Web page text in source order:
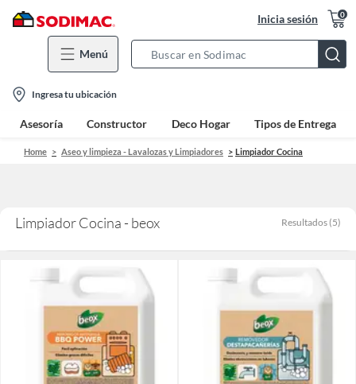
Inicia sesión 0
Menú
Bar
location-
icon
Ingresa tu ubicación
Asesoría Constructor Deco Hogar Tipos de Entrega
Home Aseo y limpieza - Lavalozas y Limpiadores Limpiador Cocina
Limpiador Cocina - beox Resultados (5)